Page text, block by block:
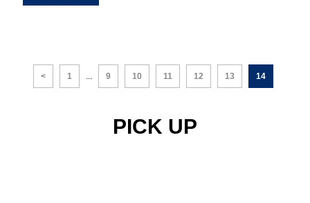
< 1 ... 9 10 11 12 13 14
PICK UP